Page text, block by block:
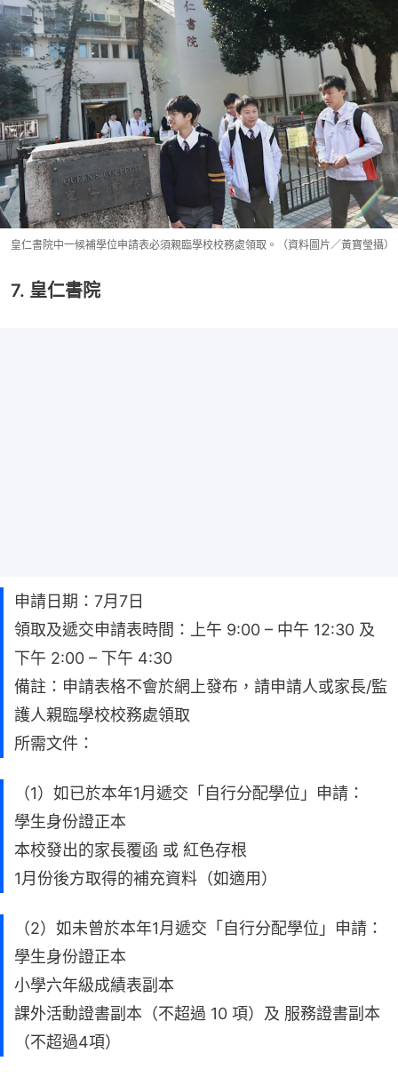
皇仁書院中一候補學位申請表必須親臨學校校務處領取。（資料圖片／黃寶瑩攝）
7. 皇仁書院
申請日期：7月7日
領取及遞交申請表時間：上午 9:00 – 中午 12:30 及
下午 2:00 – 下午 4:30
備註：申請表格不會於網上發布，請申請人或家長/監
護人親臨學校校務處領取
所需文件：
（1）如已於本年1月遞交「自行分配學位」申請：
學生身份證正本
本校發出的家長覆函 或 紅色存根
1月份後方取得的補充資料（如適用）
（2）如未曾於本年1月遞交「自行分配學位」申請：
學生身份證正本
小學六年級成績表副本
課外活動證書副本（不超過 10 項）及 服務證書副本
（不超過4項）